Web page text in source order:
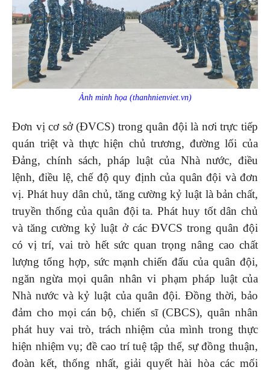
Ảnh minh họa (thanhnienviet.vn)
Đơn vị cơ sở (ĐVCS) trong quân đội là nơi trực tiếp
quán triệt và thực hiện chủ trương, đường lối của
Đảng, chính sách, pháp luật của Nhà nước, điều
lệnh, điều lệ, chế độ quy định của quân đội và đơn
vị. Phát huy dân chủ, tăng cường kỷ luật là bản chất,
truyền thống của quân đội ta. Phát huy tốt dân chủ
và tăng cường kỷ luật ở các ĐVCS trong quân đội
có vị trí, vai trò hết sức quan trọng nâng cao chất
lượng tổng hợp, sức mạnh chiến đấu của quân đội,
ngăn ngừa mọi quân nhân vi phạm pháp luật của
Nhà nước và kỷ luật của quân đội. Đồng thời, bảo
đảm cho mọi cán bộ, chiến sĩ (CBCS), quân nhân
phát huy vai trò, trách nhiệm của mình trong thực
hiện nhiệm vụ; đề cao trí tuệ tập thể, sự đồng thuận,
đoàn kết, thống nhất, giải quyết hài hòa các mối